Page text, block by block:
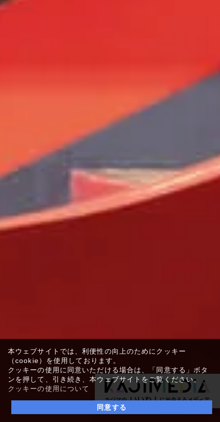
本ウェブサイトでは、利便性の向上のためにクッキー
（cookie）を使用しております。
クッキーの使用に同意いただける場合は、「同意する」ボタ
ンを押して、引き続き、本ウェブサイトをご覧ください。
クッキーの使用について
同意する